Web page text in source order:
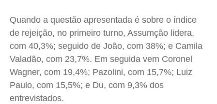
Quando a questão apresentada é sobre o índice
de rejeição, no primeiro turno, Assumção lidera,
com 40,3%; seguido de João, com 38%; e Camila
Valadão, com 23,7%. Em seguida vem Coronel
Wagner, com 19,4%; Pazolini, com 15,7%; Luiz
Paulo, com 15,5%; e Du, com 9,3% dos
entrevistados.